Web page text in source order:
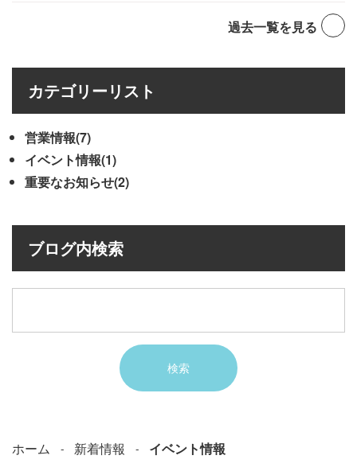
過去一覧を見る
カテゴリーリスト
営業情報(7)
イベント情報(1)
重要なお知らせ(2)
ブログ内検索
ホーム 新着情報 イベント情報